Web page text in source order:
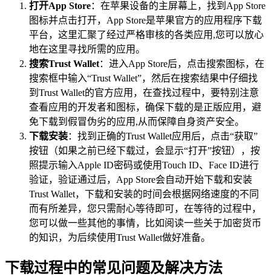
打开App Store：在苹果设备的主屏幕上，找到App Store
图标并点击打开，App Store是苹果官方的应用程序下载
平台，这里汇聚了经过严格审核的各类应用,您可以放心
地在这里寻找所需的应用。
搜索Trust Wallet：进入App Store后，点击搜索图标，在
搜索框中输入“Trust Wallet”，然后在搜索结果中仔细找
到Trust Wallet的官方应用，在查找过程中，要特别注意
查看应用的开发者和图标，确保下载的是正版应用，避
免下载到假冒伪劣的应用,从而保障自身资产安全。
下载安装：找到正确的Trust Wallet应用后，点击“获取”
按钮（如果之前已经下载过，会显示“打开”按钮），按
照提示输入Apple ID密码或使用Touch ID、Face ID进行
验证，验证通过后，App Store会自动开始下载和安装
Trust Wallet，下载和安装的时间会根据网络速度的不同
而有所差异，您只需耐心等待即可，在等待的过程中，
您可以做一些其他的事情，比如阅读一些关于加密货币
的知识，为后续使用Trust Wallet做好准备。
下载过程中的常见问题及解决方法